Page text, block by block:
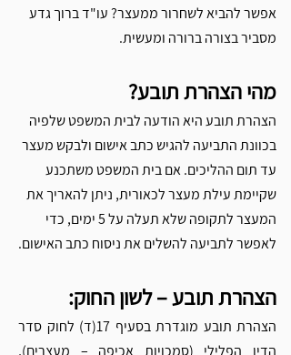
אפשר להביא לשחרור ממעצר? עו"ד ברוך גדע
מסביר בצורה ברורה ומעשית.
מהי הצהרת תובע?
הצהרת תובע היא הודעה לבית המשפט שלפיה
בכוונת התביעה להגיש כתב אישום ולבקש מעצר
עד תום ההליכים. אם בית המשפט משתכנע
שקיימת עילת מעצר לכאורית, ניתן להאריך את
המעצר לתקופה שלא תעלה על 5 ימים, כדי
לאפשר לתביעה להשלים את ניסוח כתב האישום.
הצהרת תובע – לשון החוק: